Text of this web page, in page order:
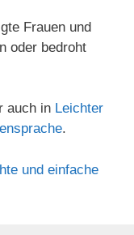
Frauen und
oder bedroht
auch in Leichter
.
und einfache